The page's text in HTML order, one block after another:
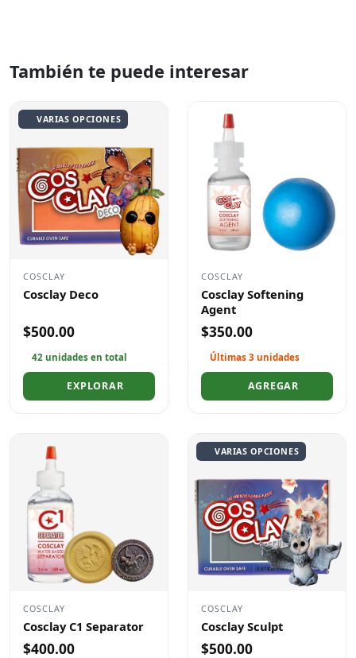
También te puede interesar
VARIAS OPCIONES
COSCLAY
Cosclay Deco
$500.00
42 unidades en total
EXPLORAR
COSCLAY
Cosclay Softening
Agent
$350.00
Últimas 3 unidades
AGREGAR
COSCLAY
Cosclay C1 Separator
$400.00
VARIAS OPCIONES
COSCLAY
Cosclay Sculpt
$500.00